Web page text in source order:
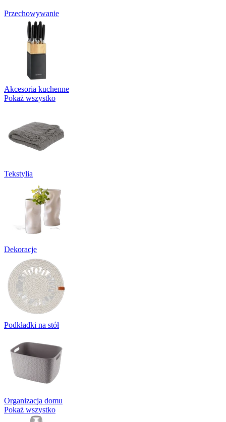
Przechowywanie
Akcesoria kuchenne
Pokaż wszystko
Tekstylia
Dekoracje
Podkładki na stół
Organizacja domu
Pokaż wszystko